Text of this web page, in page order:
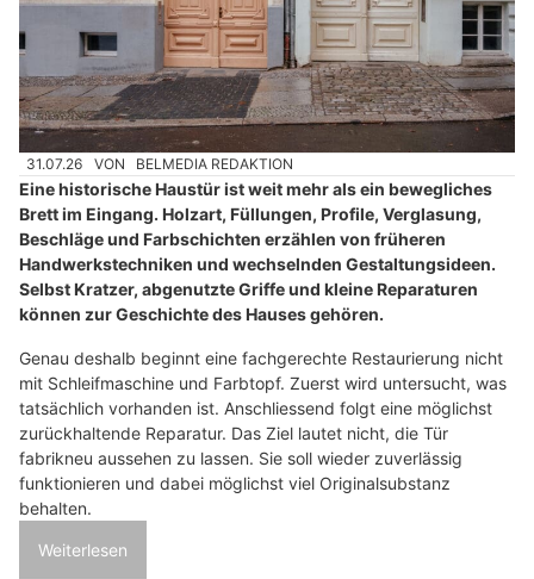
31.07.26 VON BELMEDIA REDAKTION
Eine historische Haustür ist weit mehr als ein bewegliches
Brett im Eingang. Holzart, Füllungen, Profile, Verglasung,
Beschläge und Farbschichten erzählen von früheren
Handwerkstechniken und wechselnden Gestaltungsideen.
Selbst Kratzer, abgenutzte Griffe und kleine Reparaturen
können zur Geschichte des Hauses gehören.
Genau deshalb beginnt eine fachgerechte Restaurierung nicht
mit Schleifmaschine und Farbtopf. Zuerst wird untersucht, was
tatsächlich vorhanden ist. Anschliessend folgt eine möglichst
zurückhaltende Reparatur. Das Ziel lautet nicht, die Tür
fabrikneu aussehen zu lassen. Sie soll wieder zuverlässig
funktionieren und dabei möglichst viel Originalsubstanz
behalten.
Weiterlesen